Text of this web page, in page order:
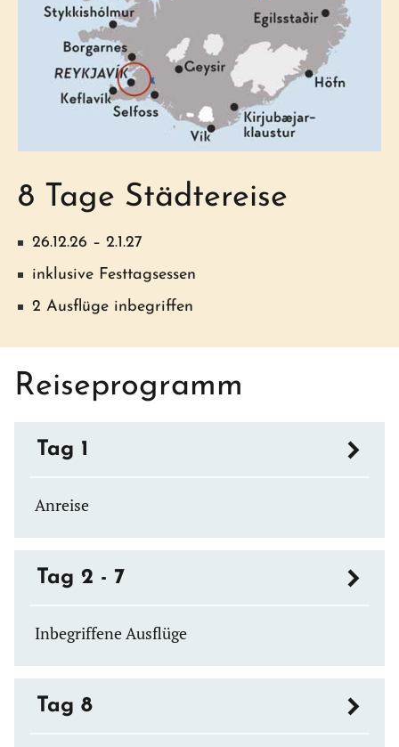
8 Tage Städtereise
26.12.26 – 2.1.27
inklusive Festtagsessen
2 Ausflüge inbegriffen
Reiseprogramm
Tag 1
Anreise
Tag 2 - 7
Inbegriffene Ausflüge
Tag 8